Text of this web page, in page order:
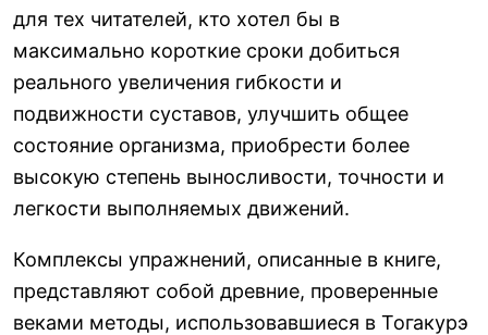
для тех читателей, кто хотел бы в
максимально короткие сроки добиться
реального увеличения гибкости и
подвижности суставов, улучшить общее
состояние организма, приобрести более
высокую степень выносливости, точности и
легкости выполняемых движений.
Комплексы упражнений, описанные в книге,
представляют собой древние, проверенные
веками методы, использовавшиеся в Тогакурэ